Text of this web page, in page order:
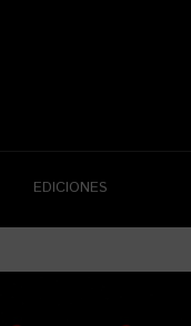
EDICIONES